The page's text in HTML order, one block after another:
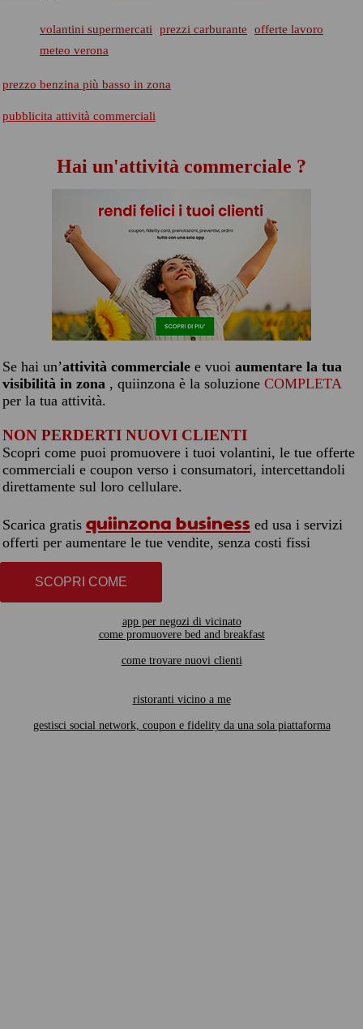
volantini supermercati prezzi carburante
offerte lavoro
meteo verona
prezzo benzina più basso in zona
pubblicita attività commerciali
Hai un'attività commerciale ?
Se hai un’attività commerciale e vuoi aumentare la tua
visibilità in zona , quiinzona è la soluzione COMPLETA
per la tua attività.
NON PERDERTI NUOVI CLIENTI
Scopri come puoi promuovere i tuoi volantini, le tue offerte
commerciali e coupon verso i consumatori, intercettandoli
direttamente sul loro cellulare.
Scarica gratis quiinzona business ed usa i servizi
offerti per aumentare le tue vendite, senza costi fissi
SCOPRI COME
app per negozi di vicinato
come promuovere bed and breakfast
come trovare nuovi clienti
ristoranti vicino a me
gestisci social network, coupon e fidelity da una sola piattaforma